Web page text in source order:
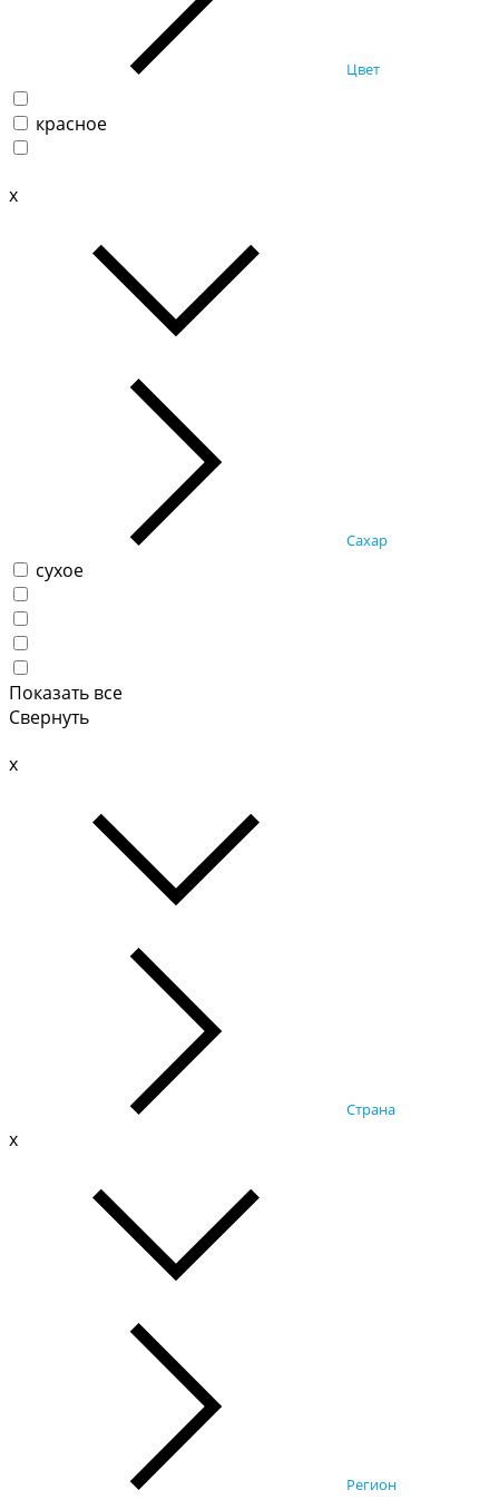
Цвет
красное
x
Сахар
сухое
Показать все
Свернуть
x
Страна
x
Регион